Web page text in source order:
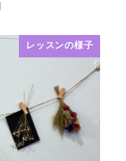
レッスンの様子